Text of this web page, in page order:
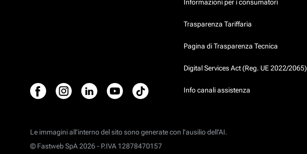
Informazioni per i consumatori
Trasparenza Tariffaria
Pagina di Trasparenza Tecnica
Digital Services Act (Reg. UE 2022/2065)
Info canali assistenza
Le immagini all’interno del sito sono generate con l'ausilio dell'AI.
© Fastweb SpA 2026 - P.IVA 12878470157